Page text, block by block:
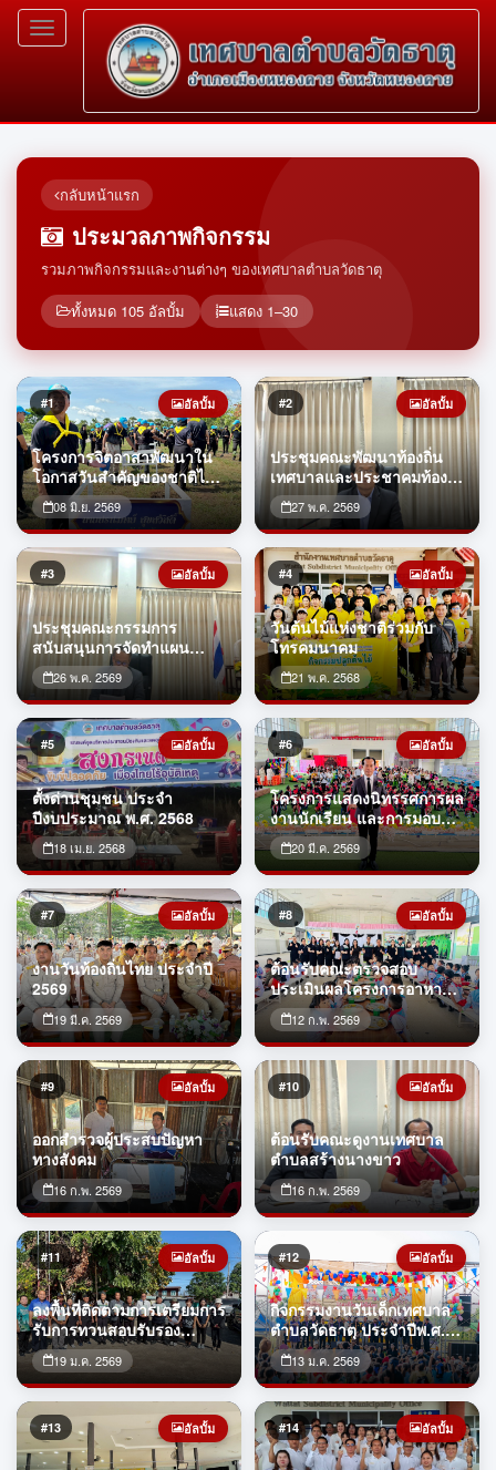
Toggle
navigation
กลับหน้าแรก
ประมวลภาพกิจกรรม
รวมภาพกิจกรรมและงานต่างๆ ของเทศบาลตำบลวัดธาตุ
ทั้งหมด 105 อัลบั้ม
แสดง 1–30
#1 อัลบั้ม
โครงการจิตอาสาพัฒนาใน
โอกาสวันสำคัญของชาติไทย
ประจำปี 2569
08 มิ.ย. 2569
#2 อัลบั้ม
ประชุมคณะพัฒนาท้องถิ่น
เทศบาลและประชาคมท้อง
ถิ่น (ประชาคมระดับตำบล)
(พ.ศ.2571-2575)
27 พ.ค. 2569
#3 อัลบั้ม
ประชุมคณะกรรมการ
สนับสนุนการจัดทำแผน
พัฒนาตำบลวัดธาตุ เพื่อ
พิจารณาร่างแผนพัฒนาท้อง
ถิ่น (พ.ศ.2571-2575)
26 พ.ค. 2569
#4 อัลบั้ม
วันต้นไม้แห่งชาติร่วมกับ
โทรคมนาคม
21 พ.ค. 2568
#5 อัลบั้ม
ตั้งด่านชุมชน ประจำ
ปีงบประมาณ พ.ศ. 2568
18 เม.ย. 2568
#6 อัลบั้ม
โครงการแสดงนิทรรศการผล
งานนักเรียน และการมอบ
วุฒิบัตรการศึกษา ประจำปี
การศึกษา 2568
20 มี.ค. 2569
#7 อัลบั้ม
งานวันท้องถิ่นไทย ประจำปี
2569
19 มี.ค. 2569
#8 อัลบั้ม
ต้อนรับคณะตรวจสอบ
ประเมินผลโครงการอาหาร
กลางวัน โรงเรียนอนุบาล
เทศบาลตำบลวัดธาตุ
12 ก.พ. 2569
#9 อัลบั้ม
ออกสำรวจผู้ประสบปัญหา
ทางสังคม
16 ก.พ. 2569
#10 อัลบั้ม
ต้อนรับคณะดูงานเทศบาล
ตำบลสร้างนางขาว
16 ก.พ. 2569
#11 อัลบั้ม
ลงพื้นที่ติดตามการเตรียมการ
รับการทวนสอบรับรอง
ปริมาณก๊าซเรือนกระจก
19 ม.ค. 2569
#12 อัลบั้ม
กิจกรรมงานวันเด็กเทศบาล
ตำบลวัดธาตุ ประจำปีพ.ศ.
256913 ม.ค. 2569
#13 อัลบั้ม #14 อัลบั้ม